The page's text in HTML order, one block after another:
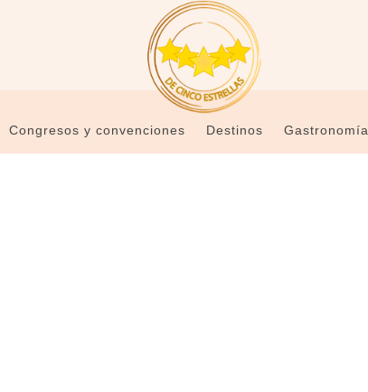
Congresos y convenciones Destinos Gastronomía